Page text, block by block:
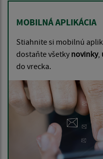
MOBILNÁ APLIKÁCIA
Stiahnite si mobilnú
dostaňte všetky novinky,
do vrecka.